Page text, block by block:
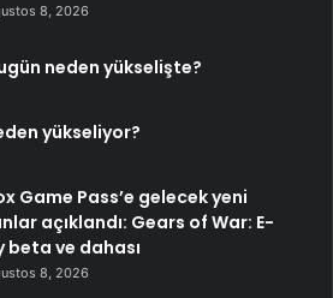
8, 2026
neden yükselişte?
yükseliyor?
Game Pass’e gelecek yeni
açıklandı: Gears of War: E-
beta ve dahası
8, 2026